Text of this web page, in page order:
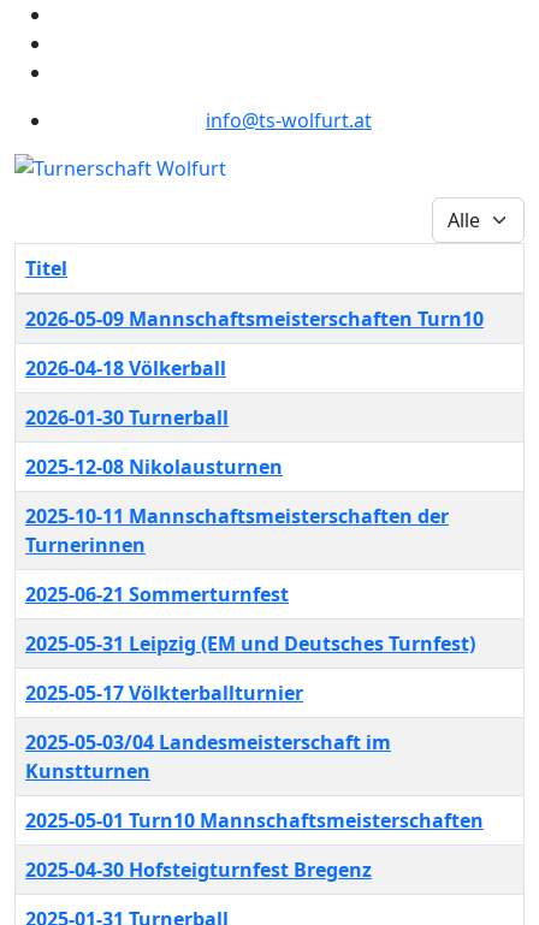
info@ts-wolfurt.at
Anzeige #
Beiträge
Titel
2026-05-09 Mannschaftsmeisterschaften Turn10
2026-04-18 Völkerball
2026-01-30 Turnerball
2025-12-08 Nikolausturnen
2025-10-11 Mannschaftsmeisterschaften der
Turnerinnen
2025-06-21 Sommerturnfest
2025-05-31 Leipzig (EM und Deutsches Turnfest)
2025-05-17 Völkterballturnier
2025-05-03/04 Landesmeisterschaft im
Kunstturnen
2025-05-01 Turn10 Mannschaftsmeisterschaften
2025-04-30 Hofsteigturnfest Bregenz
2025-01-31 Turnerball